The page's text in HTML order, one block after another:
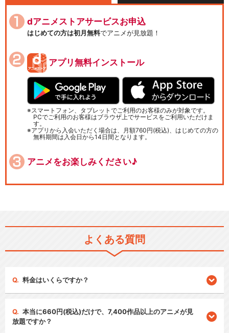
dアニメストアサービスお申込
はじめての方は初月無料でアニメが見放題！
アプリ無料インストール
スマートフォン、タブレットでご利用のお客様のみが対象です。
PCでご利用のお客様はブラウザ上でサービスをご利用いただけま
す。
アプリから入会いただく場合は、月額760円(税込)、はじめての方の
無料期間は入会日から14日間となります。
アニメをお楽しみください♪
よくある質問
料金はいくらですか？
本当に660円(税込)だけで、7,400作品以上のアニメが見
放題ですか？